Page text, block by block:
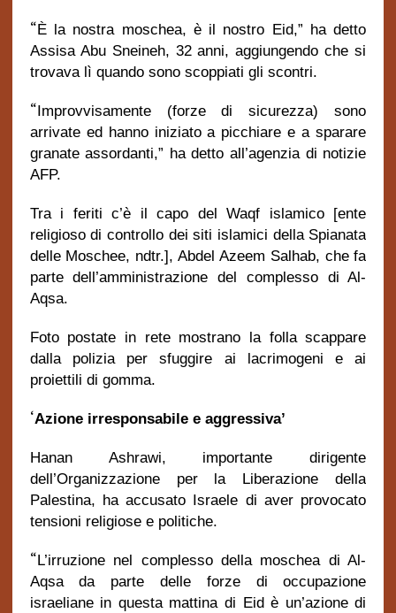
“È la nostra moschea, è il nostro Eid,” ha detto
Assisa Abu Sneineh, 32 anni, aggiungendo che si
trovava lì quando sono scoppiati gli scontri.
“Improvvisamente (forze di sicurezza) sono
arrivate ed hanno iniziato a picchiare e a sparare
granate assordanti,” ha detto all’agenzia di notizie
AFP.
Tra i feriti c’è il capo del Waqf islamico [ente
religioso di controllo dei siti islamici della Spianata
delle Moschee, ndtr.], Abdel Azeem Salhab, che fa
parte dell’amministrazione del complesso di Al-
Aqsa.
Foto postate in rete mostrano la folla scappare
dalla polizia per sfuggire ai lacrimogeni e ai
proiettili di gomma.
‘Azione irresponsabile e aggressiva’
Hanan Ashrawi, importante dirigente
dell’Organizzazione per la Liberazione della
Palestina, ha accusato Israele di aver provocato
tensioni religiose e politiche.
“L’irruzione nel complesso della moschea di Al-
Aqsa da parte delle forze di occupazione
israeliane in questa mattina di Eid è un’azione di